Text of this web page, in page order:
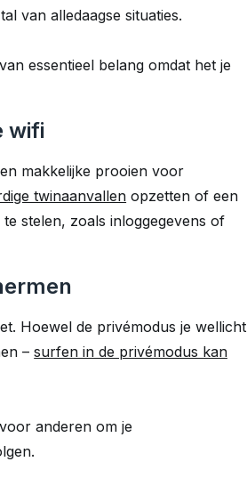
van alledaagse situaties.
essentieel belang omdat het je
wifi
makkelijke prooien voor
twinaanvallen opzetten of een
stelen, zoals inloggegevens of
Hoewel de privémodus je wellicht
–surfen in de privémodus kan
anderen om je